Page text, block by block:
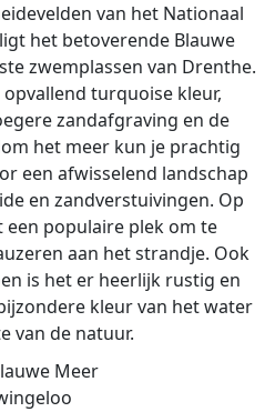
van het Nationaal
het betoverende Blauwe
zwemplassen van Drenthe.
turquoise kleur,
zandafgraving en de
het meer kun je prachtig
een afwisselend landschap
en zandverstuivingen. Op
een populaire plek om te
aan het strandje. Ook
is het er heerlijk rustig en
kleur van het water
van de natuur.
Meer